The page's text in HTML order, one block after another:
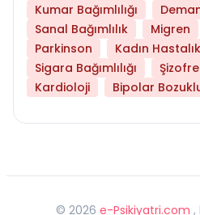
Kumar Bağımlılığı
Sanal Bağımlılık
Migren
Parkinson
Kadın
Sigara Bağımlılığı
Kardioloji
Bipolar
© 2026 e-Psikiyatri.com ,